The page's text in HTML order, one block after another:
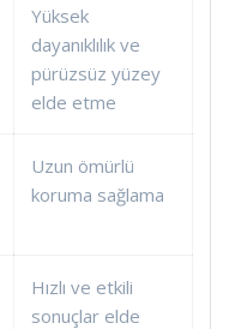
Yüksek
dayanıklılık ve
pürüzsüz yüzey
elde etme
Uzun ömürlü
koruma sağlama
Hızlı ve etkili
sonuçlar elde